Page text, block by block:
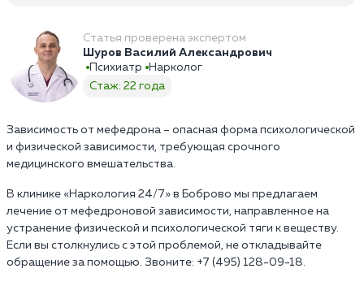
Статья проверена экспертом
Шуров Василий Александрович
Психиатр
Нарколог
Стаж: 22 года
Зависимость от мефедрона – опасная форма психологической
и физической зависимости, требующая срочного
медицинского вмешательства.
В клинике «Наркология 24/7» в Боброво мы предлагаем
лечение от мефедроновой зависимости, направленное на
устранение физической и психологической тяги к веществу.
Если вы столкнулись с этой проблемой, не откладывайте
обращение за помощью. Звоните: +7 (495) 128-09-18.